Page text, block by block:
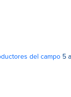
del campo 5